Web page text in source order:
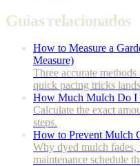
Guias relacionados
How to Measure a
Measure)
Three accurate
quick pacing tricks
How Much Mulch Do I
Calculate the exact
steps.
How to Prevent Mulch
Why dyed mulch fades,
maintenance schedule